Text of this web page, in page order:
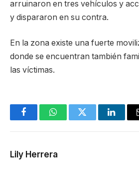
arruinaron en tres vehículos y
y dispararon en su contra.
En la zona existe una fuerte
donde se encuentran también
las víctimas.
FacebookWhatsAppTwitter
Lily Herrera